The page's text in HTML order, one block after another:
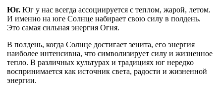
Юг. Юг у нас всегда ассоциируется с теплом, жарой, летом.
И именно на юге Солнце набирает свою силу в полдень.
Это самая сильная энергия Огня.
В полдень, когда Солнце достигает зенита, его энергия
наиболее интенсивна, что символизирует силу и жизненное
тепло. В различных культурах и традициях юг нередко
воспринимается как источник света, радости и жизненной
энергии.